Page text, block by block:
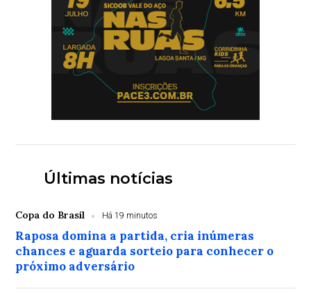
Últimas notícias
Copa do Brasil Há 19 minutos
Raposa domina a partida, cria inúmeras
chances e aguarda sorteio para conhecer o
próximo adversário